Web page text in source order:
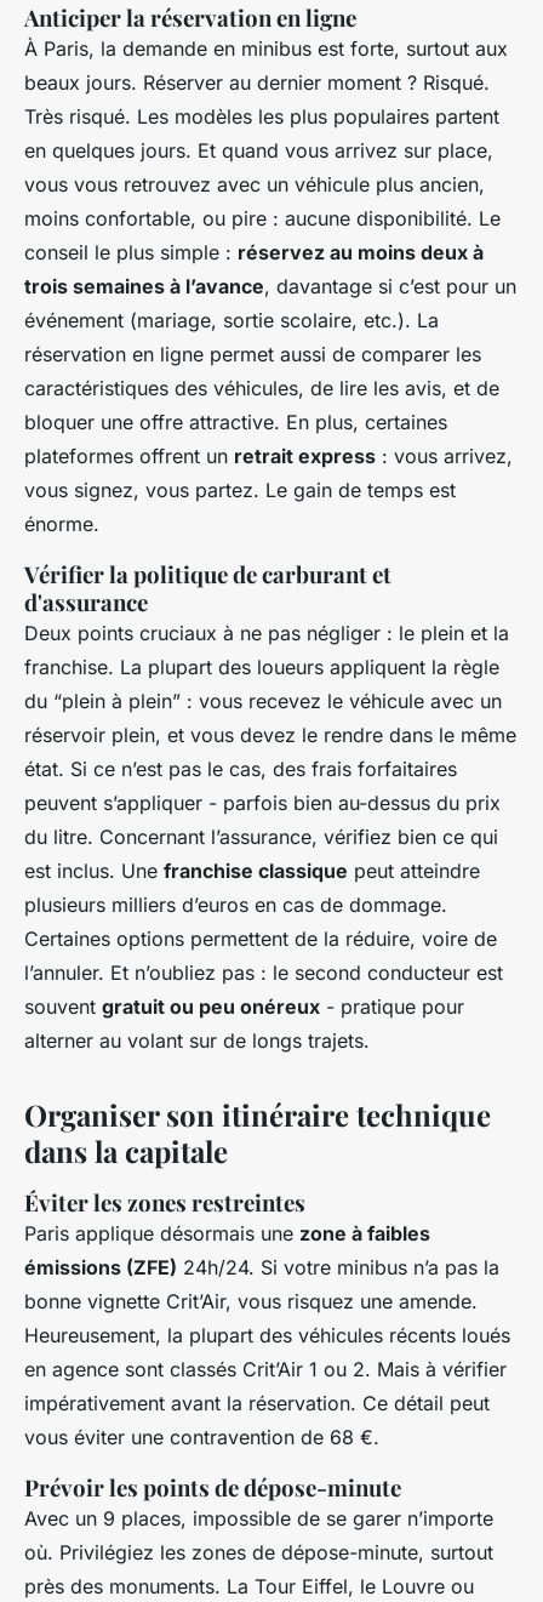
Anticiper la réservation en ligne
À Paris, la demande en minibus est forte, surtout aux
beaux jours. Réserver au dernier moment ? Risqué.
Très risqué. Les modèles les plus populaires partent
en quelques jours. Et quand vous arrivez sur place,
vous vous retrouvez avec un véhicule plus ancien,
moins confortable, ou pire : aucune disponibilité. Le
conseil le plus simple : réservez au moins deux à
trois semaines à l’avance, davantage si c’est pour un
événement (mariage, sortie scolaire, etc.). La
réservation en ligne permet aussi de comparer les
caractéristiques des véhicules, de lire les avis, et de
bloquer une offre attractive. En plus, certaines
plateformes offrent un retrait express : vous arrivez,
vous signez, vous partez. Le gain de temps est
énorme.
Vérifier la politique de carburant et
d'assurance
Deux points cruciaux à ne pas négliger : le plein et la
franchise. La plupart des loueurs appliquent la règle
du “plein à plein” : vous recevez le véhicule avec un
réservoir plein, et vous devez le rendre dans le même
état. Si ce n’est pas le cas, des frais forfaitaires
peuvent s’appliquer - parfois bien au-dessus du prix
du litre. Concernant l’assurance, vérifiez bien ce qui
est inclus. Une franchise classique peut atteindre
plusieurs milliers d’euros en cas de dommage.
Certaines options permettent de la réduire, voire de
l’annuler. Et n’oubliez pas : le second conducteur est
souvent gratuit ou peu onéreux - pratique pour
alterner au volant sur de longs trajets.
Organiser son itinéraire technique
dans la capitale
Éviter les zones restreintes
Paris applique désormais une zone à faibles
émissions (ZFE) 24h/24. Si votre minibus n’a pas la
bonne vignette Crit’Air, vous risquez une amende.
Heureusement, la plupart des véhicules récents loués
en agence sont classés Crit’Air 1 ou 2. Mais à vérifier
impérativement avant la réservation. Ce détail peut
vous éviter une contravention de 68 €.
Prévoir les points de dépose-minute
Avec un 9 places, impossible de se garer n’importe
où. Privilégiez les zones de dépose-minute, surtout
près des monuments. La Tour Eiffel, le Louvre ou